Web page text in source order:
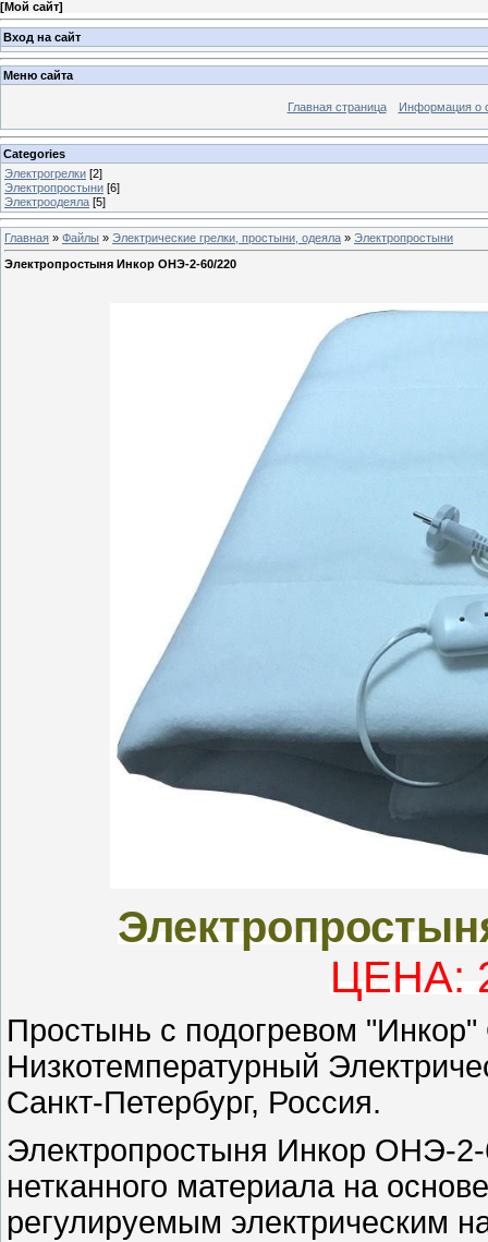
[Мой сайт]
Вход на сайт
Меню сайта
Главная страница Информация о
Categories
Электрогрелки [2]
Электропростыни [6]
Электроодеяла [5]
Главная » Файлы » Электрические грелки, простыни, одеяла » Электропростыни
Электропростыня Инкор ОНЭ-2-60/220
ЦЕНА:
Простынь с подогревом
Низкотемпературный
Санкт-Петербург, Россия.
Электропростыня Инкор ОНЭ-2-
нетканного материала на
регулируемым электрическим